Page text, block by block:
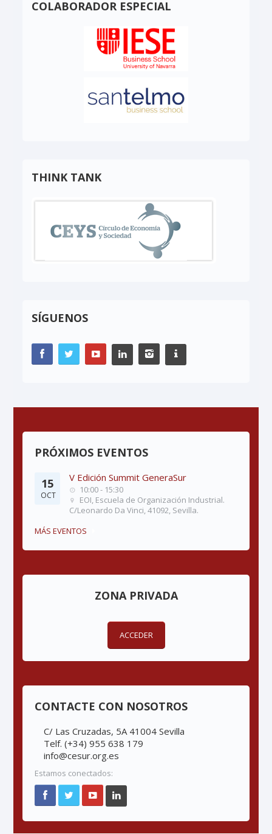
COLABORADOR ESPECIAL
THINK TANK
SÍGUENOS
PRÓXIMOS EVENTOS
15
OCT
V Edición Summit GeneraSur
10:00 - 15:30
EOI, Escuela de Organización Industrial.
C/Leonardo Da Vinci, 41092, Sevilla.
MÁS EVENTOS
ZONA PRIVADA
ACCEDER
CONTACTE CON NOSOTROS
C/ Las Cruzadas, 5A 41004 Sevilla
Telf. (+34) 955 638 179
info@cesur.org.es
Estamos conectados: